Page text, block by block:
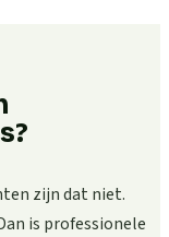
zijn dat niet.
is professionele